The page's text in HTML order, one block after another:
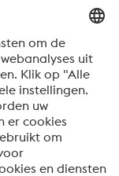
en diensten te